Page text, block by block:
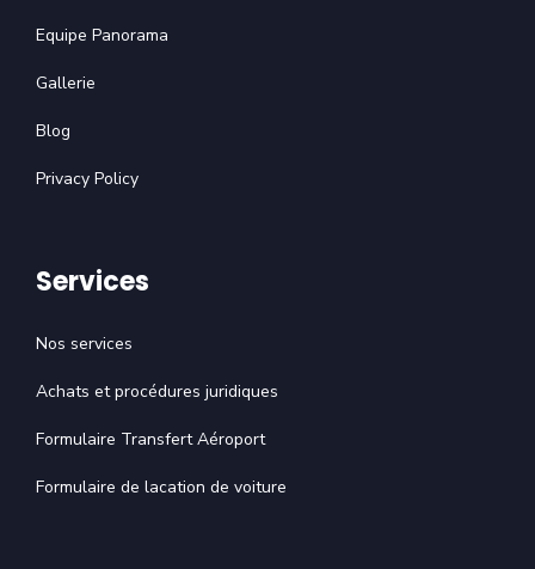
Equipe Panorama
Gallerie
Blog
Privacy Policy
Services
Nos services
Achats et procédures juridiques
Formulaire Transfert Aéroport
Formulaire de lacation de voiture